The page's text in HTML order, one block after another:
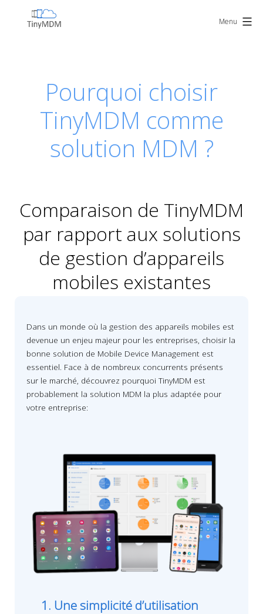
TinyMDM Menu
Pourquoi choisir
TinyMDM comme
solution MDM ?
Comparaison de TinyMDM
par rapport aux solutions
de gestion d’appareils
mobiles existantes
Dans un monde où la gestion des appareils mobiles est
devenue un enjeu majeur pour les entreprises, choisir la
bonne solution de Mobile Device Management est
essentiel. Face à de nombreux concurrents présents
sur le marché, découvrez pourquoi TinyMDM est
probablement la solution MDM la plus adaptée pour
votre entreprise:
1. Une simplicité d’utilisation